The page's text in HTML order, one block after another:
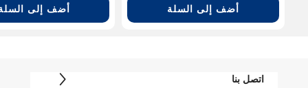
أضف إلى السلة أضف إلى
اتصل بنا